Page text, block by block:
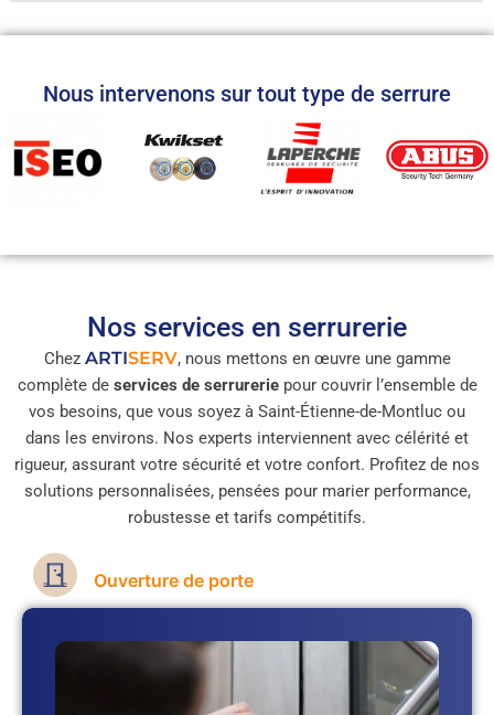
Nous intervenons sur tout type de serrure
Nos services en serrurerie
Chez ARTISERV, nous mettons en œuvre une gamme
complète de services de serrureriepour couvrir l’ensemble de
vos besoins, que vous soyez à Saint-Étienne-de-Montluc ou
dans les environs. Nos experts interviennent avec célérité et
rigueur, assurant votre sécurité et votre confort. Profitez de nos
solutions personnalisées, pensées pour marier performance,
robustesse et tarifs compétitifs.
Ouverture de porte